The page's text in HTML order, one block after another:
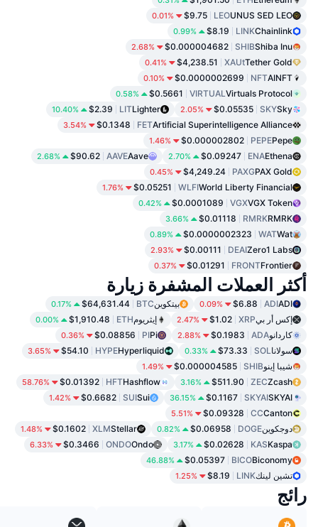
UNUS SED LEO
LEO
$9.75
0.01%
Chainlink
LINK
$8.19
0.99%
Shiba Inu
SHIB
$0.000004682
2.68%
Tether Gold
XAUt
$4,238.51
0.41%
AINFT
NFT
$0.0000002699
0.10%
Virtuals Protocol
VIRTUAL
$0.5661
0.58%
Sky
SKY
$0.05535
2.05%
Lighter
LIT
$2.39
10.40%
Artificial Superintelligence Alliance
FET
$0.1348
3.54%
Pepe
PEPE
$0.000002802
1.46%
Ethena
ENA
$0.09247
2.70%
Aave
AAVE
$90.62
2.68%
PAX Gold
PAXG
$4,249.24
0.45%
World Liberty Financial
WLFI
$0.05251
1.76%
VGX Token
VGX
$0.0001089
0.42%
RMRK
RMRK
$0.01118
3.66%
Wat
WAT
$0.0000002323
0.89%
Zero1 Labs
DEAI
$0.00111
2.93%
Frontier
FRONT
$0.01291
0.37%
أكثر العملات المشفرة زيارة
ADI
ADI
$6.88
0.09% بيتكوينBTC
$64,631.44
0.17%
إكس أر بيXRP
$1.02
2.47% إيثريومETH
$1,910.48
0.00%
كاردانوADA
$0.1983
2.88%
Pi
PI
$0.08856
0.36%
سولانا SOL
$73.33
0.33%
Hyperliquid
HYPE
$54.10
3.65%
شيبا إينوSHIB
$0.000004585
1.49%
Zcash
ZEC
$511.90
3.16%
Hashflow
HFT
$0.01392
58.76%
SKYAI
SKYAI
$0.1167
36.15%
Sui
SUI
$0.6682
1.42%
Canton
CC
$0.09328
5.51%
دوجكوينDOGE
$0.06958
0.82%
Stellar
XLM
$0.1602
1.48%
Kaspa
KAS
$0.02628
3.17%
Ondo
ONDO
$0.3466
6.33%
Biconomy
BICO
$0.05397
46.88%
تشين لينكLINK
$8.19
1.25%
رائج